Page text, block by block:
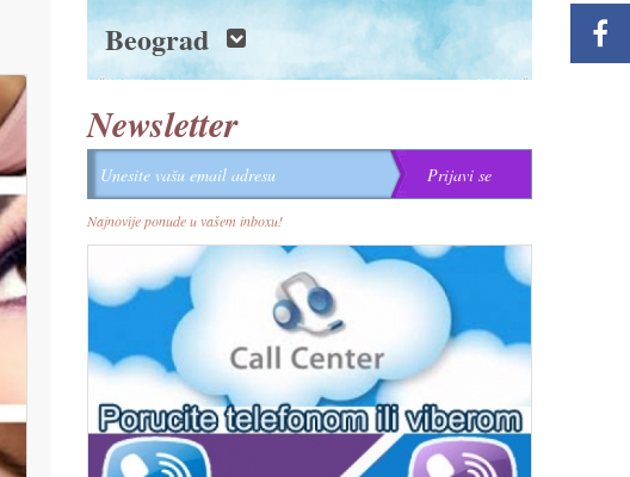
Beograd
Newsletter
Najnovije ponude u vašem inboxu!